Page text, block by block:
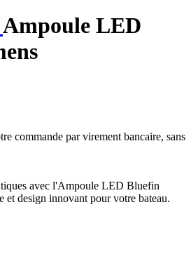
Ampoule LED
commande par virement bancaire, sans
avec l'Ampoule LED Bluefin
et design innovant pour votre bateau.